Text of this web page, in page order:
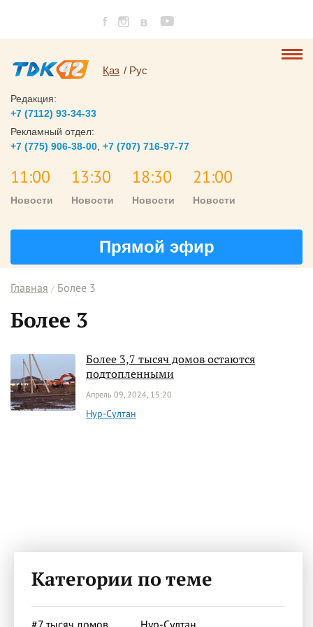
Қаз Рус
Редакция:
+7 (7112) 93-34-33
Рекламный отдел:
+7 (775) 906-38-00 +7 (707) 716-97-77
11:00
Новости
13:30
Новости
18:30
Новости
21:00
Новости
Прямой эфир
Главная Более 3
Более 3
Более 3,7 тысяч домов остаются
подтопленными
Апрель 09, 2024, 15:20
Нур-Султан
Категории по теме
#7 тысяч домов Нур-Султан